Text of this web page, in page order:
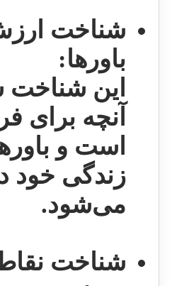
شناخت
باورها:
این
آنچه برای
است و
زندگی خود
می‌شود.
شناخت